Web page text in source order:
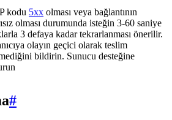
kodu 5xx olması veya bağlantının
olması durumunda isteğin 3-60 saniye
3 defaya kadar tekrarlanması önerilir.
olayın geçici olarak teslim
bildirin. Sunucu desteğine
#